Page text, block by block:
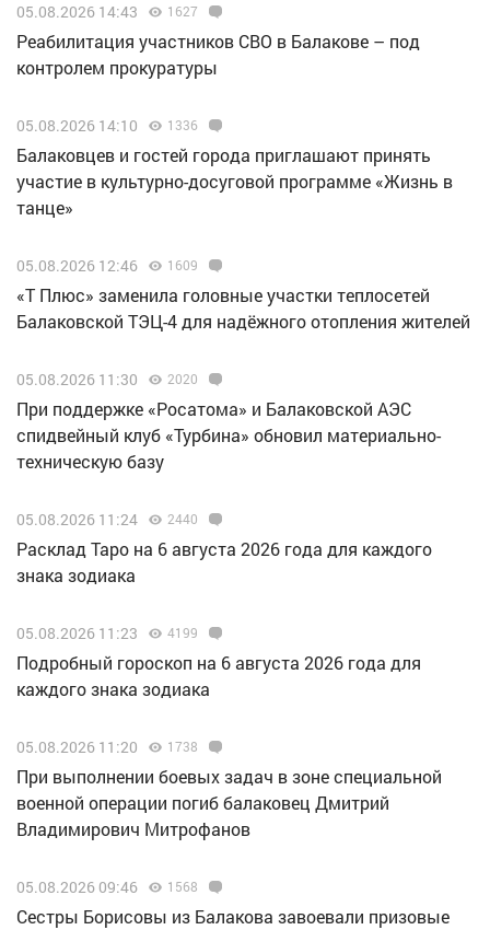
05.08.2026 14:43 1627
Реабилитация участников СВО в Балакове – под
контролем прокуратуры
05.08.2026 14:10 1336
Балаковцев и гостей города приглашают принять
участие в культурно-досуговой программе «Жизнь в
танце»
05.08.2026 12:46 1609
«Т Плюс» заменила головные участки теплосетей
Балаковской ТЭЦ-4 для надёжного отопления жителей
05.08.2026 11:30 2020
При поддержке «Росатома» и Балаковской АЭС
спидвейный клуб «Турбина» обновил материально-
техническую базу
05.08.2026 11:24 2440
Расклад Таро на 6 августа 2026 года для каждого
знака зодиака
05.08.2026 11:23 4199
Подробный гороскоп на 6 августа 2026 года для
каждого знака зодиака
05.08.2026 11:20 1738
При выполнении боевых задач в зоне специальной
военной операции погиб балаковец Дмитрий
Владимирович Митрофанов
05.08.2026 09:46 1568
Сестры Борисовы из Балакова завоевали призовые